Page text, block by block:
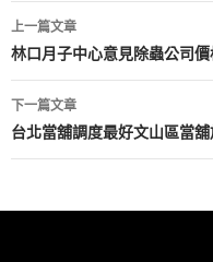
文
章
導
航
列
上一篇文章
林口月子中心意見除蟲公司
下一篇文章
台北當舖調度最好文山區當